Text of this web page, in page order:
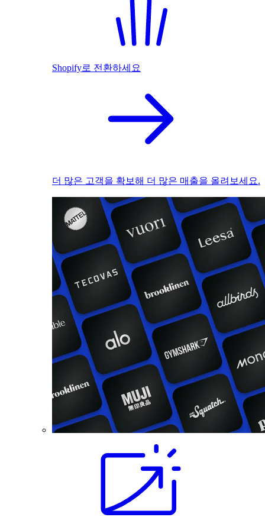
Shopify로 전환하세요
더 많은 고객을 확보해 더 많은 매출을 올려보세요.